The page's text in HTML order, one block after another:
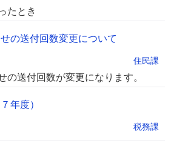
たとき
の送付回数変更について
住民課
の送付回数が変更になります。
年度）
税務課